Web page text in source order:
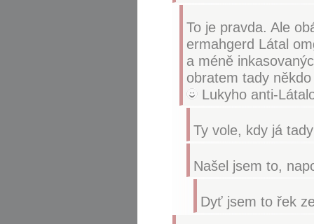
To je pravda. Ale
ermahgerd Látal
a méně
obratem tady
Lukyho anti-
Ty vole, kdy já
Našel jsem to,
Dyť jsem to řek